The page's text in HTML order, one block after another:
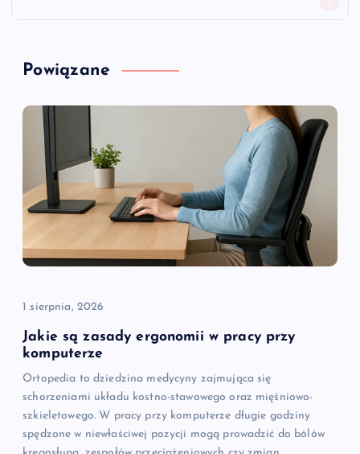
a
c
w
p
s
u
Powiązane
1 sierpnia, 2026
Jakie są zasady ergonomii w pracy przy
komputerze
Ortopedia to dziedzina medycyny zajmująca się
schorzeniami układu kostno-stawowego oraz mięśniowo-
szkieletowego. W pracy przy komputerze długie godziny
spędzone w niewłaściwej pozycji mogą prowadzić do bólów